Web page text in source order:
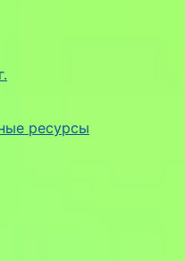
ресурсы